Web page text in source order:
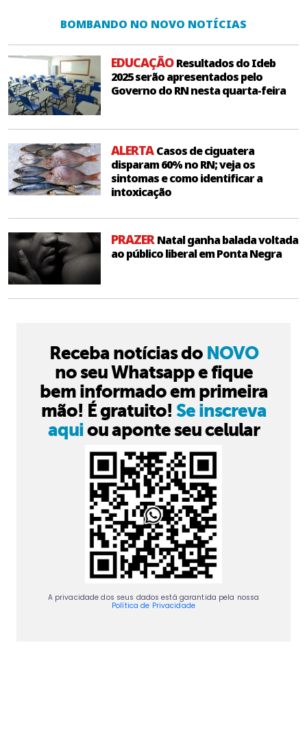
BOMBANDO NO NOVO NOTÍCIAS
EDUCAÇÃOResultados do Ideb
2025 serão apresentados pelo
Governo do RN nesta quarta-feira
ALERTACasos de ciguatera
disparam 60% no RN; veja os
sintomas e como identificar a
intoxicação
PRAZERNatal ganha balada voltada
ao público liberal em Ponta Negra
Receba notícias do NOVO
no seu Whatsapp e fique
bem informado em primeira
mão! É gratuito! Se inscreva
aquiou aponte seu celular
A privacidade dos seus dados está garantida pela nossa
Política de Privacidade